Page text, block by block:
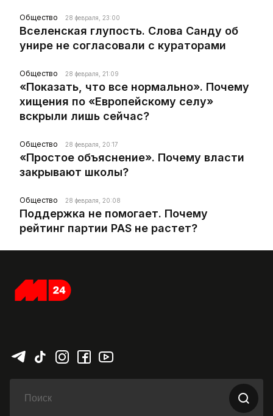
Общество 28 февраля, 23:00
Вселенская глупость. Слова Санду об
унире не согласовали с кураторами
Общество 28 февраля, 21:09
«Показать, что все нормально». Почему
хищения по «Европейскому селу»
вскрыли лишь сейчас?
Общество 28 февраля, 20:17
«Простое объяснение». Почему власти
закрывают школы?
Общество 28 февраля, 20:08
Поддержка не помогает. Почему
рейтинг партии PAS не растет?